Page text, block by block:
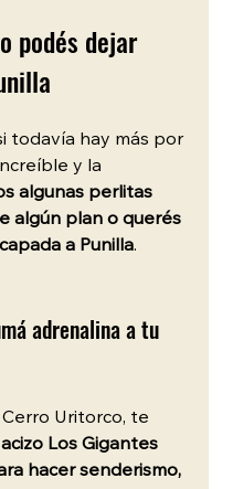
podés dejar
todavía hay más por
y la
algunas perlitas
algún plan o querés
a Punilla.
adrenalina a tu
Uritorco, te
Los Gigantes
hacer senderismo,